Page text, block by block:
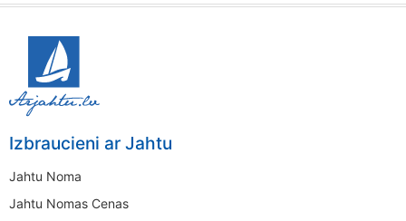
Izbraucieni ar Jahtu
Jahtu Noma
Jahtu Nomas Cenas